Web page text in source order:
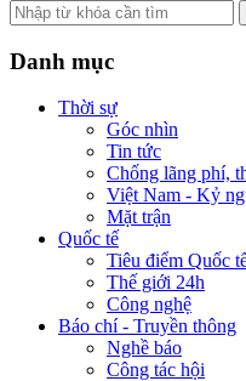
Danh mục
Thời sự
Góc nhìn
Tin tức
Chống lãng phí,
Việt Nam - Kỷ
Mặt trận
Quốc tế
Tiêu điểm Quốc
Thế giới 24h
Công nghệ
Báo chí - Truyền thông
Nghề báo
Công tác hội